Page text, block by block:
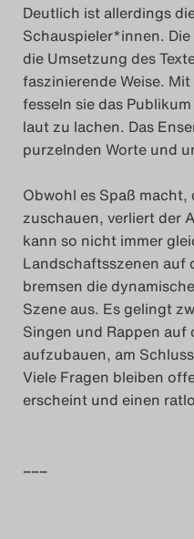
Deutlich ist allerdings
Schauspieler*innen.
die Umsetzung des
faszinierende Weise.
fesseln sie das
laut zu lachen. Das
purzelnden Worte und
Obwohl es Spaß
zuschauen, verliert der
kann so nicht immer
Landschaftsszenen auf
bremsen die
Szene aus. Es gelingt
Singen und Rappen auf
aufzubauen, am
Viele Fragen bleiben
erscheint und einen
–––